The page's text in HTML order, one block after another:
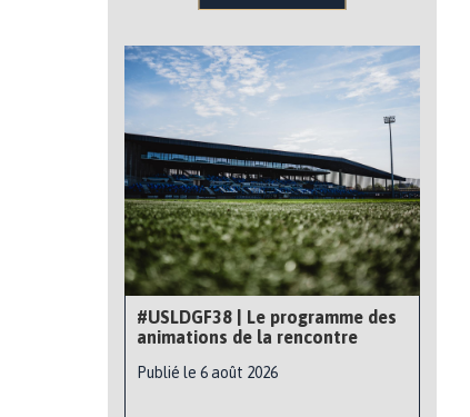
#USLDGF38 | Le programme des
animations de la rencontre
Publié le 6 août 2026